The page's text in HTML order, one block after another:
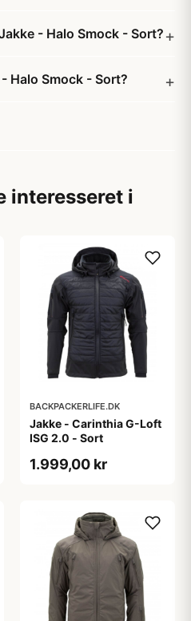
- Halo Smock - Sort?
Halo Smock - Sort?
interesseret i
BACKPACKERLIFE.DK
Jakke - Carinthia G-Loft
ISG 2.0 - Sort
1.999,00 kr